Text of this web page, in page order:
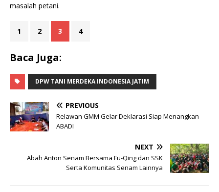
masalah petani.
1 2 3 4
Baca Juga:
DPW TANI MERDEKA INDONESIA JATIM
PREVIOUS
Relawan GMM Gelar Deklarasi Siap Menangkan
ABADI
NEXT
Abah Anton Senam Bersama Fu-Qing dan SSK
Serta Komunitas Senam Lainnya